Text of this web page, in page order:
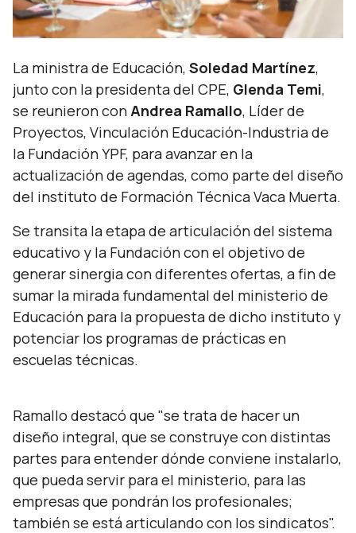
La ministra de Educación, Soledad Martínez,
junto con la presidenta del CPE, Glenda Temi,
se reunieron conAndrea Ramallo, Líder de
Proyectos, Vinculación Educación-Industria de
la Fundación YPF, para avanzar en la
actualización de agendas, como parte del diseño
del instituto de Formación Técnica Vaca Muerta.
Se transita la etapa de articulación del sistema
educativo y la Fundación con el objetivo de
generar sinergia con diferentes ofertas, a fin de
sumar la mirada fundamental del ministerio de
Educación para la propuesta de dicho instituto y
potenciar los programas de prácticas en
escuelas técnicas.
Ramallo destacó que "se trata de hacer un
diseño integral, que se construye con distintas
partes para entender dónde conviene instalarlo,
que pueda servir para el ministerio, para las
empresas que pondrán los profesionales;
también se está articulando con los sindicatos".